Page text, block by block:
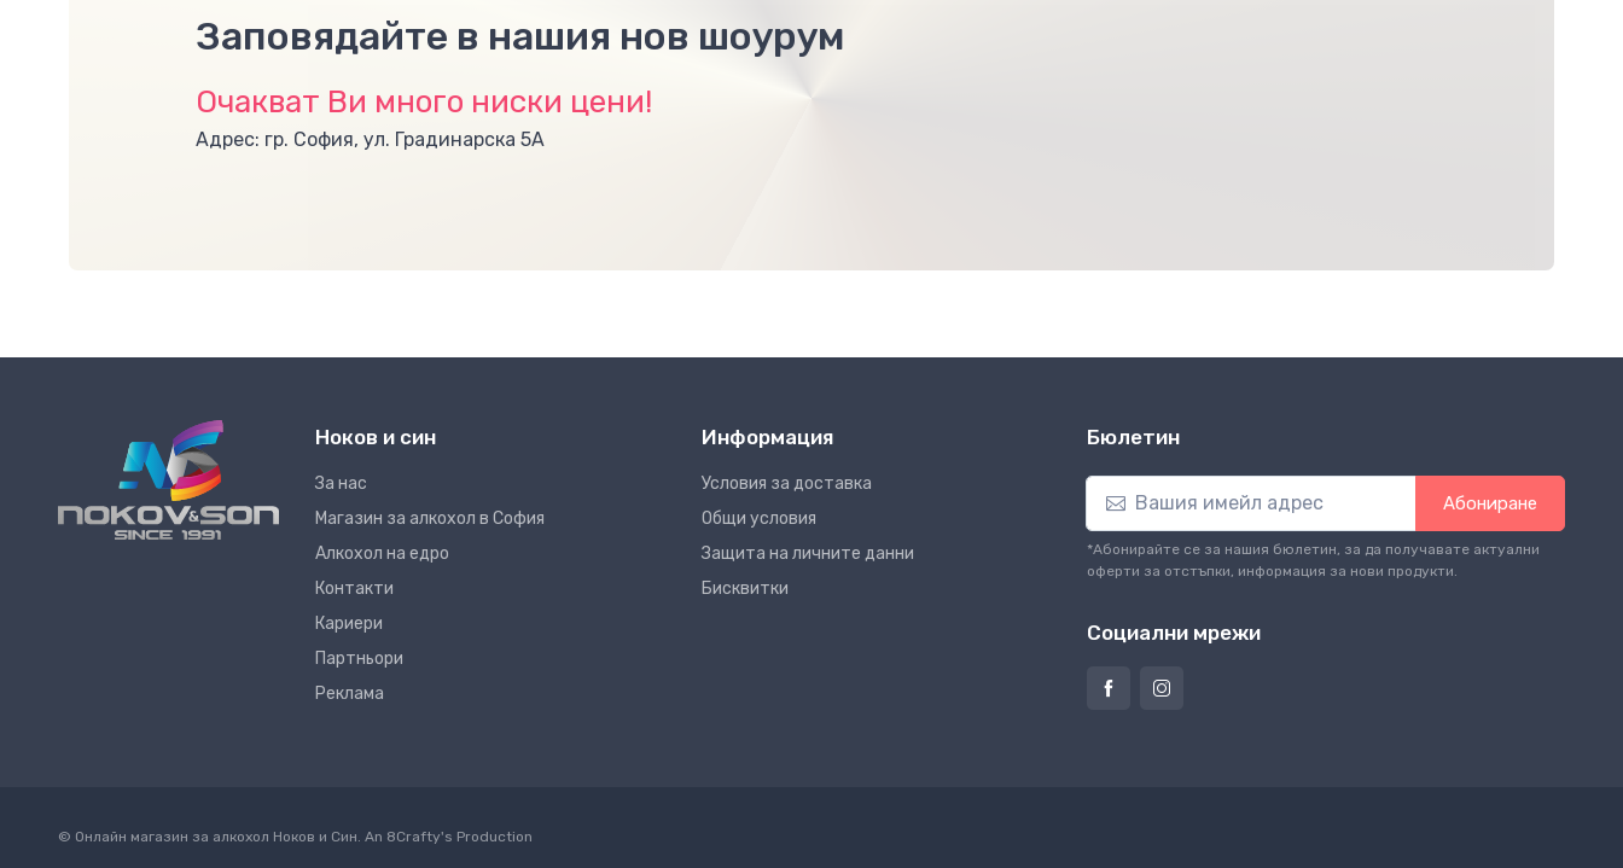
Заповядайте в нашия нов шоурум
Очакват Ви много ниски цени!
Адрес: гр. София, ул. Градинарска 5А
Ноков и син
За нас
Магазин за алкохол в София
Алкохол на едро
Контакти
Кариери
Партньори
Реклама
Информация
Условия за доставка
Общи условия
Защита на личните данни
Бисквитки
Бюлетин
Абониране
*Абонирайте се за нашия бюлетин, за да получавате актуални
оферти за отстъпки, информация за нови продукти.
Социални мрежи
© Онлайн магазин за алкохол Ноков и Син. An 8Crafty's Production